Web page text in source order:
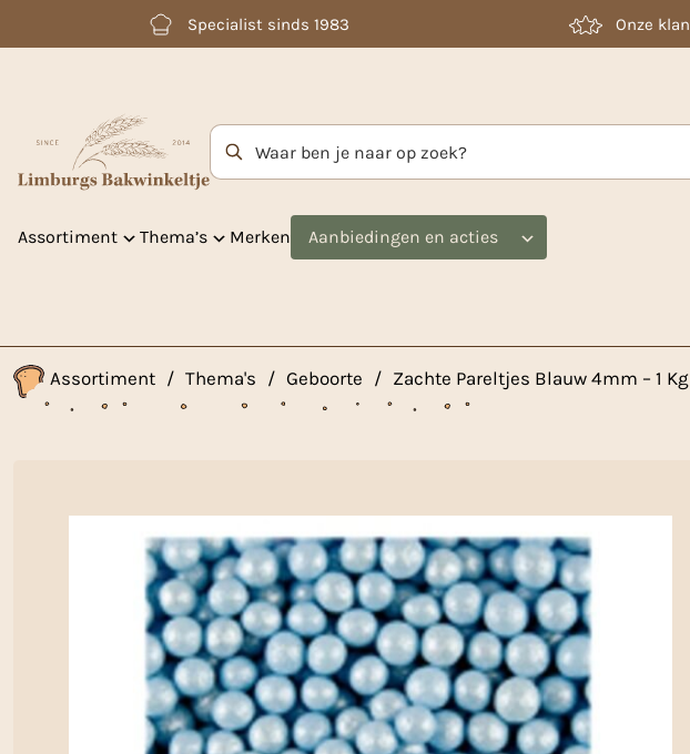
Betaal achteraf met Klarna
Zoekterm
Assortiment Thema’s Merken Aanbiedingen en acties
Assortiment / Thema's / Geboorte / Zachte Pareltjes Blauw 4mm – 1 Kg